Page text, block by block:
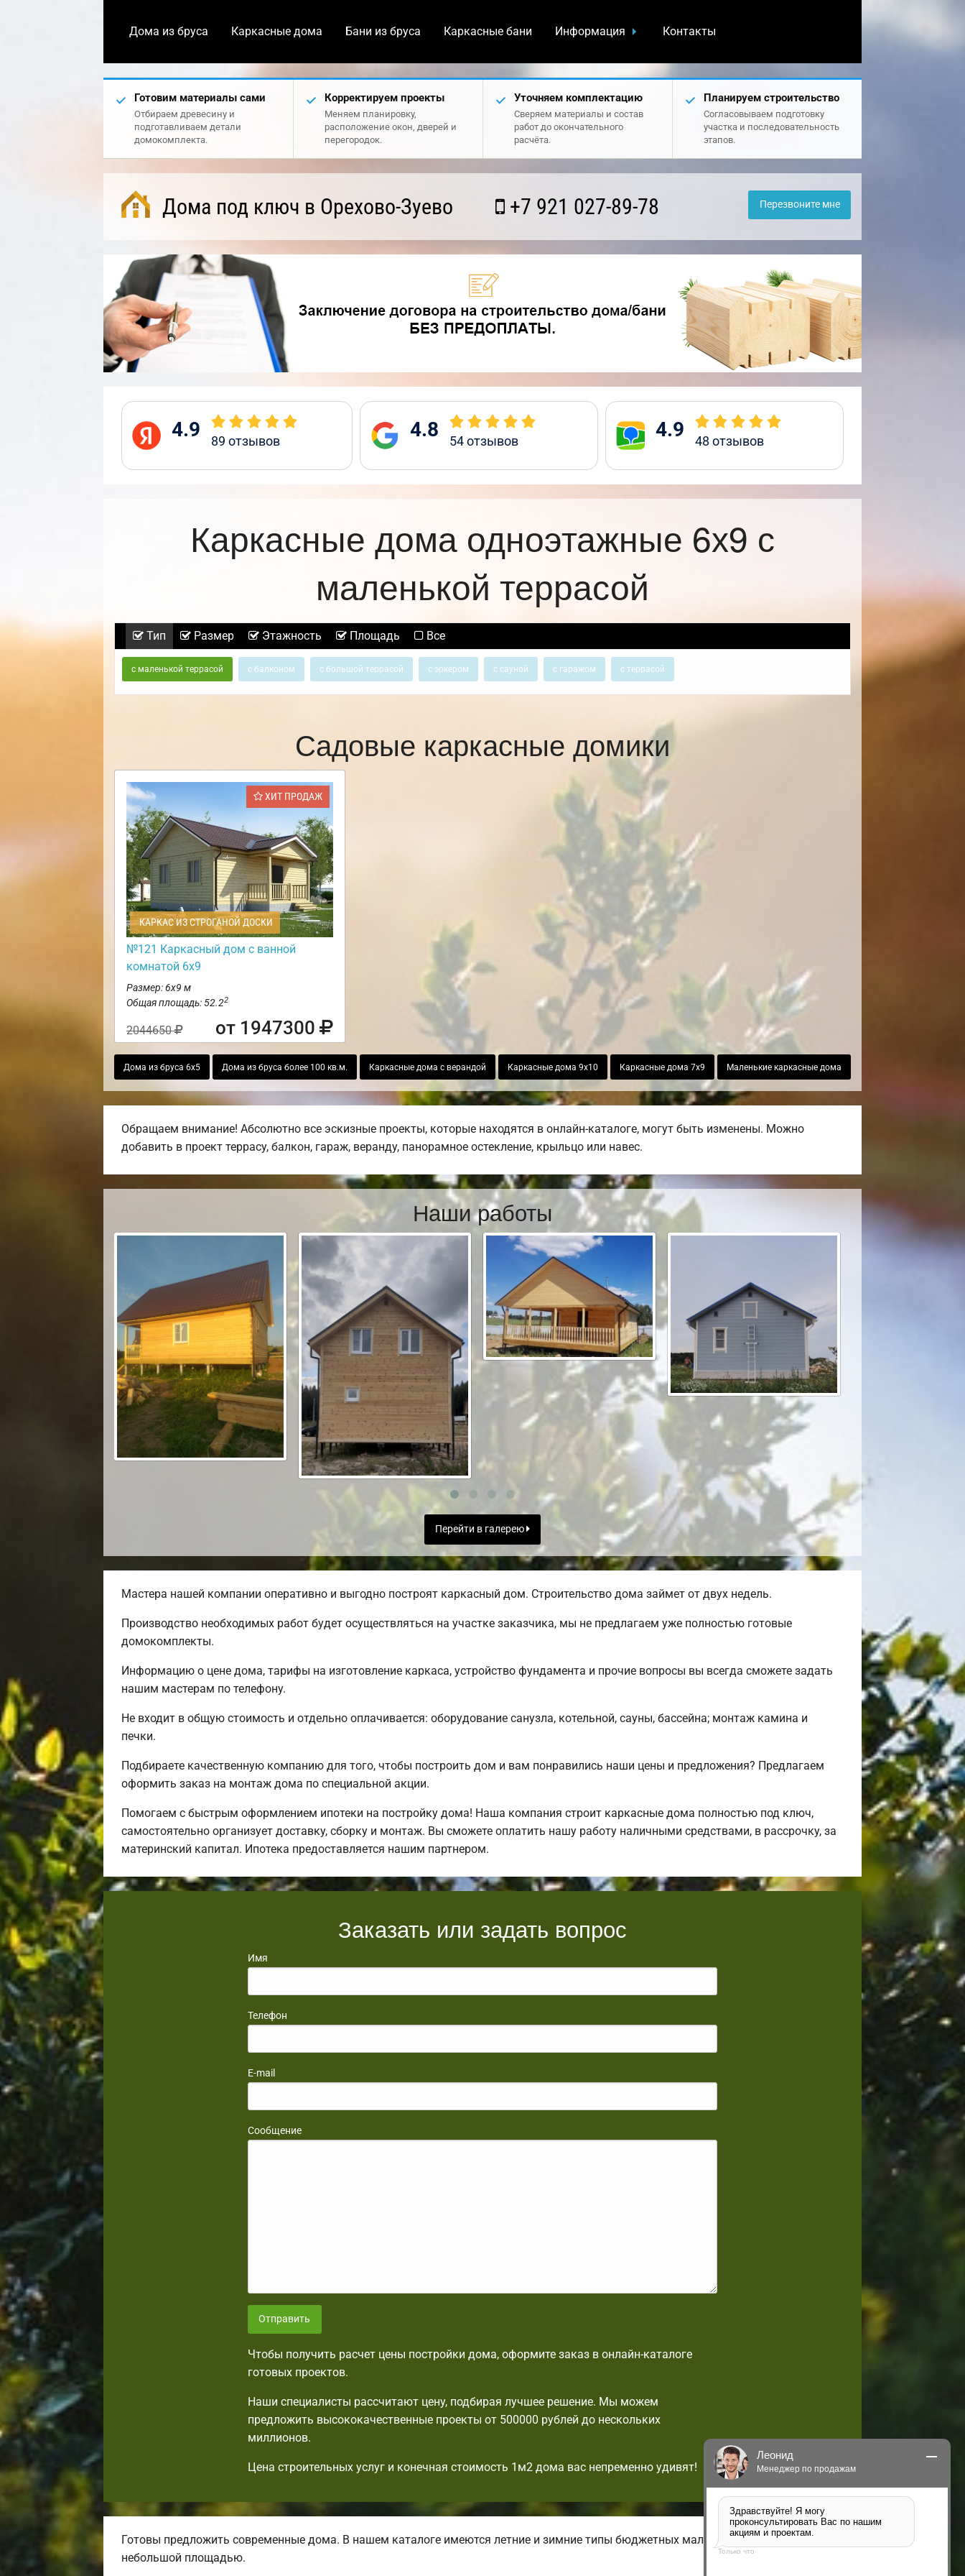
Дома из бруса Каркасные дома Бани из бруса Каркасные бани Информация Контакты
Готовим материалы сами
Отбираем древесину и
подготавливаем детали
домокомплекта.
Корректируем проекты
Меняем планировку,
расположение окон, дверей и
перегородок.
Уточняем комплектацию
Сверяем материалы и состав
работ до окончательного
расчёта.
Планируем строительство
Согласовываем подготовку
участка и последовательность
этапов.
Дома под ключ в Орехово-Зуево +7 921 027-89-78 Перезвоните мне
4.9 89 отзывов 4.8 54отзывов 4.9 48 отзывов
Каркасные дома одноэтажные 6х9 с
маленькой террасой
Тип Размер Этажность Площадь Все
с маленькой террасой с балконом с большой террасой с эркером с сауной с гаражом с террасой
Садовые каркасные домики
ХИТ ПРОДАЖ
КАРКАС ИЗ СТРОГАНОЙ ДОСКИ
№121 Каркасный дом с ванной
комнатой 6х9
Размер: 6х9 м
Общая площадь: 52.22
2044650 от 1947300
Дома из бруса 6х5 Дома из бруса более 100 кв.м. Каркасные дома с верандой Каркасные дома 9х10 Каркасные дома 7х9 Маленькие каркасные дома
Обращаем внимание! Абсолютно все эскизные проекты, которые находятся в онлайн-каталоге, могут быть изменены. Можно
добавить в проект террасу, балкон, гараж, веранду, панорамное остекление, крыльцо или навес.
Наши работы
Перейти в галерею
Мастера нашей компании оперативно и выгодно построят каркасный дом. Строительство дома займет от двух недель.
Производство необходимых работ будет осуществляться на участке заказчика, мы не предлагаем уже полностью готовые
домокомплекты.
Информацию о цене дома, тарифы на изготовление каркаса, устройство фундамента и прочие вопросы вы всегда сможете задать
нашим мастерам по телефону.
Не входит в общую стоимость и отдельно оплачивается: оборудование санузла, котельной, сауны, бассейна; монтаж камина и
печки.
Подбираете качественную компанию для того, чтобы построить дом и вам понравились наши цены и предложения? Предлагаем
оформить заказ на монтаж дома по специальной акции.
Помогаем с быстрым оформлением ипотеки на постройку дома! Наша компания строит каркасные дома полностью под ключ,
самостоятельно организует доставку, сборку и монтаж. Вы сможете оплатить нашу работу наличными средствами, в рассрочку, за
материнский капитал. Ипотека предоставляется нашим партнером.
Заказать или задать вопрос
Имя
Телефон
E-mail
Сообщение
Отправить
Чтобы получить расчет цены постройки дома, оформите заказ в онлайн-каталоге
готовых проектов.
Наши специалисты рассчитают цену, подбирая лучшее решение. Мы можем
предложить высококачественные проекты от 500000 рублей до нескольких
миллионов.
Цена строительных услуг и конечная стоимость 1м2 дома вас непременно удивят!
Готовы предложить современные дома. В нашем каталоге имеются летние и зимние типы бюджетных малогабаритных домов с
небольшой площадью.
Леонид
Менеджер по продажам
Здравствуйте! Я могу
проконсультировать Вас по нашим
акциям и проектам.
Только что